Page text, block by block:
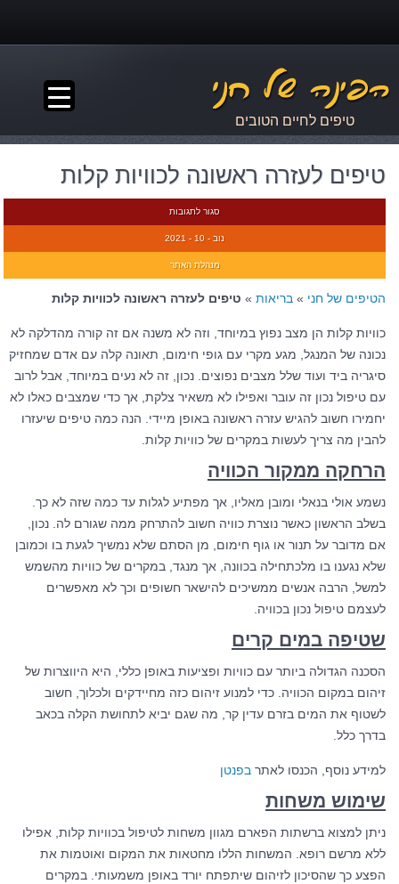
טיפים לחיים הטובים
טיפים לעזרה ראשונה לכוויות קלות
סגור לתגובות
נוב - 10 - 2021
מנהלת האתר
הטיפים של חני » בריאות » טיפים לעזרה ראשונה לכוויות קלות
כוויות קלות הן מצב נפוץ במיוחד, וזה לא משנה אם זה קורה מהדלקה לא
נכונה של המנגל, מגע מקרי עם גופי חימום, תאונה קלה עם אדם שמחזיק
סיגריה ביד ועוד שלל מצבים נפוצים. נכון, זה לא נעים במיוחד, אבל לרוב
עם טיפול נכון זה עובר ואפילו לא משאיר צלקת, אך כדי שמצבים כאלו לא
יחמירו חשוב להגיש עזרה ראשונה באופן מיידי. הנה כמה טיפים שיעזרו
להבין מה צריך לעשות במקרים של כוויות קלות.
הרחקה ממקור הכוויה
נשמע אולי בנאלי ומובן מאליו, אך מפתיע לגלות עד כמה שזה לא כך.
בשלב הראשון כאשר נוצרת כוויה חשוב להתרחק ממה שגורם לה. נכון,
אם מדובר על תנור או גוף חימום, מן הסתם שלא נמשיך לגעת בו וכמובן
שלא נגענו בו מלכתחילה בכוונה, אך מנגד, במקרים של כוויות מהשמש
למשל, הרבה אנשים ממשיכים להישאר חשופים וכך לא מאפשרים
לעצמם טיפול נכון בכוויה.
שטיפה במים קרים
הסכנה הגדולה ביותר עם כוויות ופציעות באופן כללי, היא היווצרות של
זיהום במקום הכוויה. כדי למנוע זיהום כזה מחיידקים ולכלוך, חשוב
לשטוף את המים בזרם עדין קר, מה שגם יביא לתחושת הקלה בכאב
בדרך כלל.
למידע נוסף, הכנסו לאתר בפנטן
שימוש משחות
ניתן למצוא ברשתות הפארם מגוון משחות לטיפול בכוויות קלות, אפילו
ללא מרשם רופא. המשחות הללו מחטאות את המקום ואוטמות את
הפצע כך שהסיכון לזיהום שיתפתח יורד באופן משמעותי. במקרים